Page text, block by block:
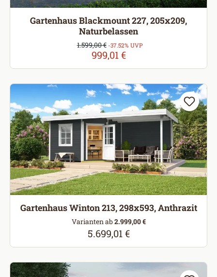
Gartenhaus Blackmount 227, 205x209,
Naturbelassen
Verkaufspreis:
999,01 €
Regulärer Preis:
1.599,00 € -37.52% UVP
Gartenhaus Winton 213, 298x593, Anthrazit
Varianten ab2.999,00 €
Regulärer Preis:
5.699,01 €